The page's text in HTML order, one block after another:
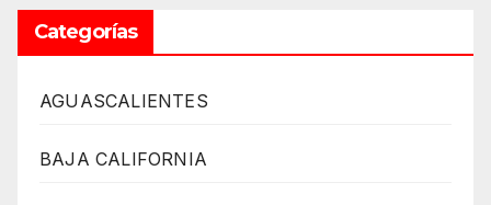
Categorías
AGUASCALIENTES
BAJA CALIFORNIA